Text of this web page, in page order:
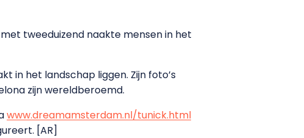
tweeduizend naakte mensen in het
in het landschap liggen. Zijn foto’s
zijn wereldberoemd.
www.dreamamsterdam.nl/tunick.html
[AR]